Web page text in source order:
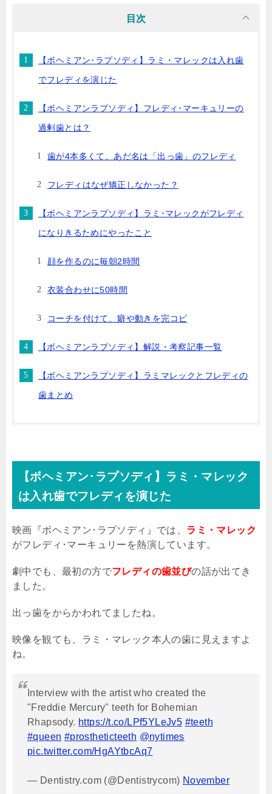
目次
【ボヘミアン･ラプソディ】ラミ・マレックは入れ歯
でフレディを演じた
【ボヘミアンラプソディ】フレディ･マーキュリーの
過剰歯とは？
歯が4本多くて、あだ名は「出っ歯」のフレディ
フレディはなぜ矯正しなかった？
【ボヘミアンラプソディ】ラミ･マレックがフレディ
になりきるためにやったこと
顔を作るのに毎朝2時間
衣装合わせに50時間
コーチを付けて、癖や動きを完コピ
【ボヘミアンラプソディ】解説・考察記事一覧
【ボヘミアンラプソディ】ラミマレックとフレディの
歯まとめ
【ボヘミアン･ラプソディ】ラミ・マレック
は入れ歯でフレディを演じた
映画『ボヘミアン･ラプソディ』では、 ラミ・マレック
がフレディ･マーキュリーを熱演しています。
劇中でも、最初の方でフレディの歯並びの話が出てき
ました。
出っ歯をからかわれてましたね。
映像を観ても、ラミ・マレック本人の歯に見えますよ
ね。
Interview with the artist who created the
"Freddie Mercury" teeth for Bohemian
Rhapsody. https://t.co/LPf5YLeJv5 #teeth
#queen #prostheticteeth @nytimes
pic.twitter.com/HgAYtbcAq7
— Dentistry.com (@Dentistrycom) November